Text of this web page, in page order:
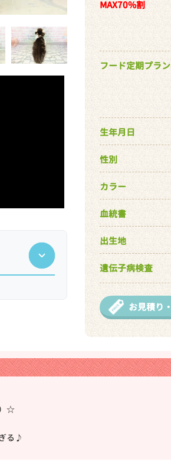
MAX70%割
フード定期プラン
生年月日
性別
カラー
血統書
出生地
遺伝子病検査
お見積り・
☆
る♪